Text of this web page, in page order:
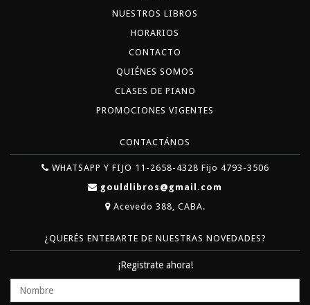
NUESTROS LIBROS
HORARIOS
CONTACTO
QUIÉNES SOMOS
CLASES DE PIANO
PROMOCIONES VIGENTES
CONTACTÁNOS
WHATSAPP Y FIJO 11-2658-4328 Fijo 4793-3506
gouldlibros@gmail.com
Acevedo 388, CABA.
¿QUERÉS ENTERARTE DE NUESTRAS NOVEDADES?
¡Registrate ahora!